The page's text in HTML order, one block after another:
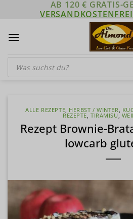
AB 120 € GRATIS-
VERSANDKOSTENFREI
Products
search
ALLE REZEPTE, HERBST / WINTER,
EZEPTE ,TIRAMISU ,
Rezept Brownie-
lowcarb